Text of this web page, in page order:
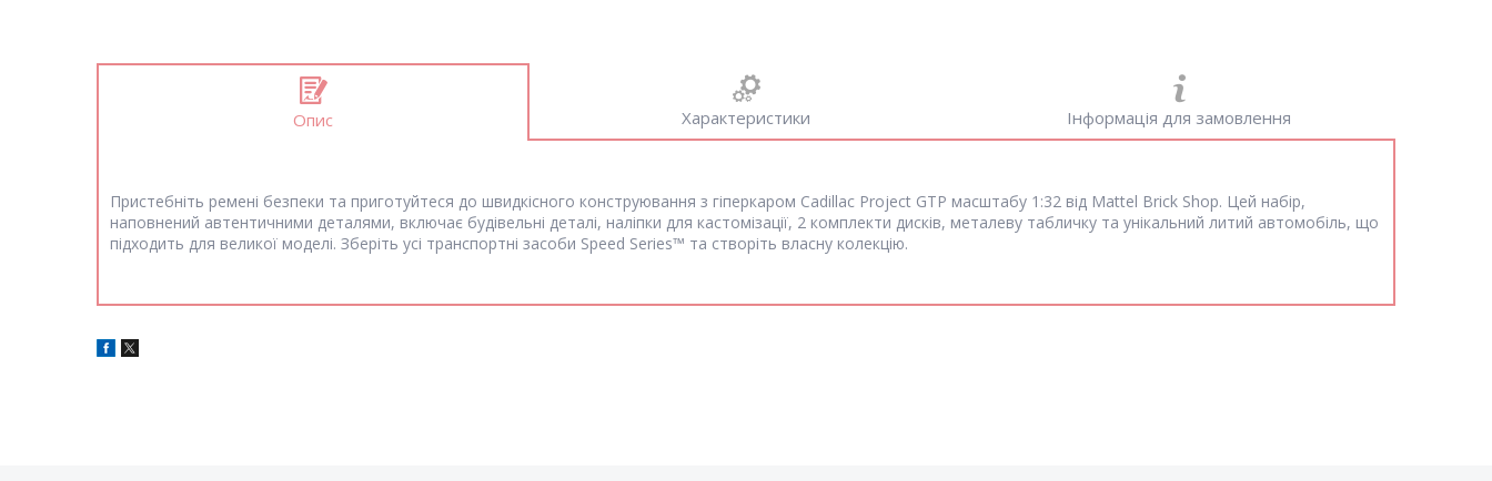
Опис Характеристики Інформація для замовлення
Пристебніть ремені безпеки та приготуйтеся до швидкісного конструювання з гіперкаром Cadillac Project GTP масштабу 1:32 від Mattel Brick Shop. Цей набір,
наповнений автентичними деталями, включає будівельні деталі, наліпки для кастомізації, 2 комплекти дисків, металеву табличку та унікальний литий автомобіль, що
підходить для великої моделі. Зберіть усі транспортні засоби Speed Series™ та створіть власну колекцію.